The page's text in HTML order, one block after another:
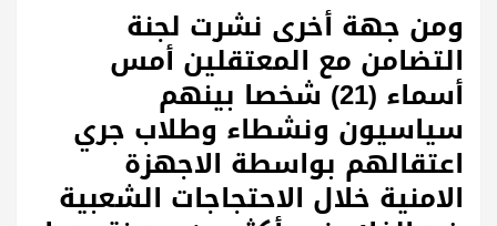
ومن جهة أخرى نشرت لجنة
التضامن مع المعتقلين أمس
أسماء (21) شخصا بينهم
سياسيون ونشطاء وطلاب جري
اعتقالهم بواسطة الاجهزة
الامنية خلال الاحتجاجات الشعبية